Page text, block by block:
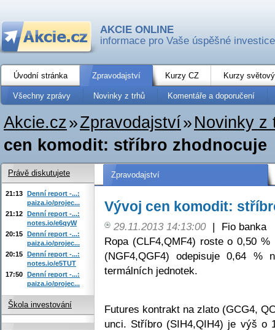
AKCIE ONLINE
informace pro Vaše úspěšné investice
Úvodní stránka Zpravodajství Kurzy CZ Kurzy
Všechny zprávy Novinky z trhů Komentáře a doporučení
Akcie.cz»Zpravodajství» Novinky z
cen komodit: stříbro zhodnocuje
Zpravodajství
Vývoj cen komodit:
29.11.2013 14:13:00 |
Fio banka
Ropa (CLF4,QMF4) roste o 0,50
(NGF4,QGF4) odepisuje 0,64
termálních jednotek.
Futures kontrakt na zlato (GCG4,
unci. Stříbro (SIH4,QIH4) je výš o
Právě diskutujete
21:13 Denní report -...:
paiza.io/projec...
21:12 Denní report -...:
notes.io/e6qyW
20:15 Denní report -...:
paiza.io/projec...
20:15 Denní report -...:
notes.io/e5TUT
17:50 Denní report -...:
paiza.io/projec...
Škola investování